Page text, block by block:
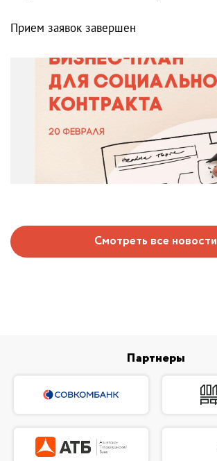
Прием заявок завершен
Смотреть все новости
Партнеры